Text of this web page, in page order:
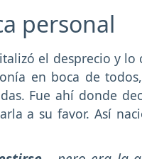
personal
el desprecio y
en boca de
Fue ahí donde
a su favor. Así